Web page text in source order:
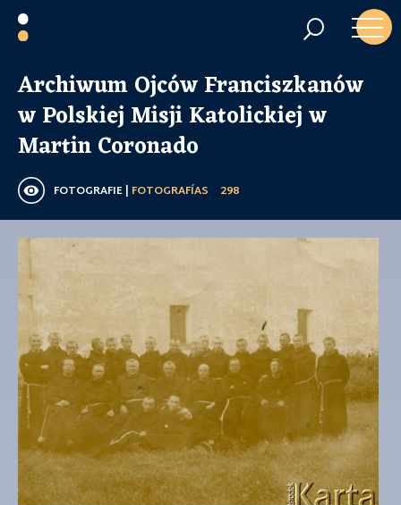
FOTOGRAFIE | FOTOGRAFÍAS 298
Archiwum Ojców Franciszkanów
w Polskiej Misji Katolickiej w
Martin Coronado